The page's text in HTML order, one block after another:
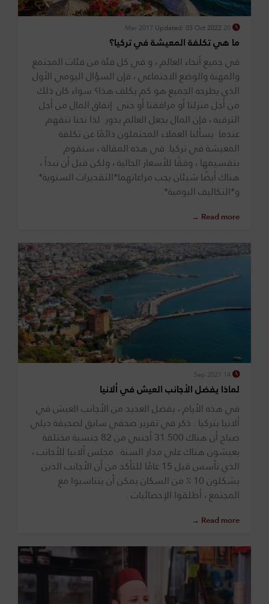
20 Mar 2017
Updated: 03 Oct 2022
ما هي تكلفة المعيشة في تركيا؟
في جميع أنحاء العالم ، و في كل فئة من فئات المجتمع
والمهنة والوضع الاجتماعي ، فإن السؤال اليومي الأول
الذي يطرحه الجميع هو كم يكلف هذا؟ سواء كان ذلك
من أجل منزلنا أو مرافقنا أو حتى إنفاق المال من أجل
الترفيه ، فإن المال يجعل العالم يدور. لذا نحنا نتفهم
عندما يسألنا العملاء المحتملون دائمًا عن تكلفة
المعيشة في تركيا. في هذه المقالة ، سنقوم
بتقسيمها ، وفقًا للأسعار الحالية ، ولكن قبل أن نبدأ ،
هناك أيضًا شيئان يجب مراعاتهما*التقديرات السنوية*
و*التكاليف اليومية*.
Read more →
14 Sep 2021
لماذا يفضل الأجانب العيش في ألانيا
في هذه الأيام ، يفضل العديد من الأجانب العيش في
ألانيا بتركيا . ذكر في تقرير صحفي سابق لصحيفة ديلي
صباح أن هناك 31.500 أجنبي من 82 جنسية مختلفة
يعيشون هناك على مدار السنة . مجلس ألانيا للأجانب ،
الذي تأسس قبل 15 عامًا للتأكد من أن الأجانب الذين
يشكلون 10 ٪ من السكان يمكن أن يتناسبوا مع
المجتمع ، أطلقوا الإحصائيات .
Read more →